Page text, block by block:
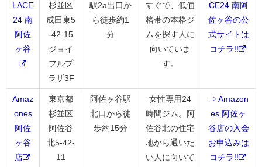
LACE
24 南
阿佐
ヶ谷
杉並区
成田東5
-42-15
ジョイ
フルプ
ラザ3F
駅2a出口か
ら徒歩約1
分
すぐで、低価
格帯の本格ジ
ムを探す人に
向いていま
す。
CE24 南阿
佐ヶ谷の公
式サイトは
コチラ!!
Amaz
ones
阿佐
ヶ谷
店
東京都
杉並区
阿佐谷
北5-42-
11
阿佐ヶ谷駅
北口から徒
歩約15分
女性専用24
時間ジム。阿
佐谷北の住宅
地から通いた
い人に向いて
⇒ Amazon
es 阿佐ヶ
谷店の入会
お申込みは
コチラ!!